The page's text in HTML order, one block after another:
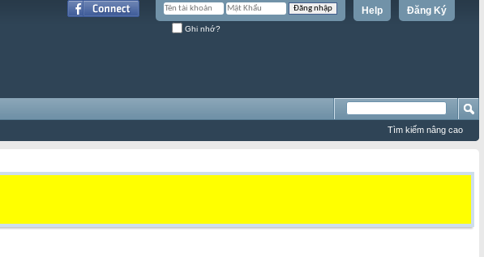
Đăng Ký
Help
Ghi nhớ?
Tìm kiếm nâng cao